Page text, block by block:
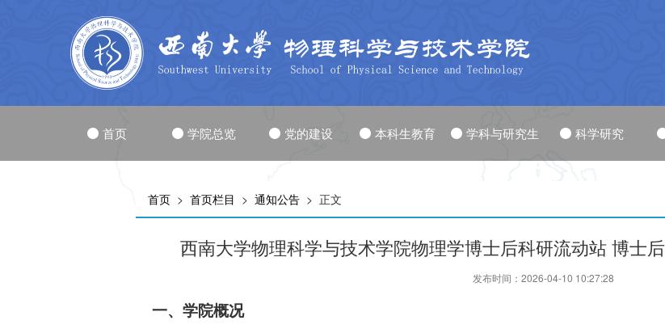
首页 学院总览 党的建设 本科生教育 学科与研究生 科学研究
首页 > 首页栏目 > 通知公告 > 正文
西南大学物理科学与技术学院物理学博士后科研流动站 博士
发布时间：2026-04-10 10:27:28
一、学院概况